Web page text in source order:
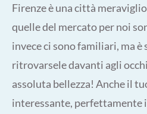
Firenze è una città
quelle del mercato per noi
invece ci sono familiari, ma
ritrovarsele davanti agli
assoluta bellezza! Anche il
interessante, perfettamente